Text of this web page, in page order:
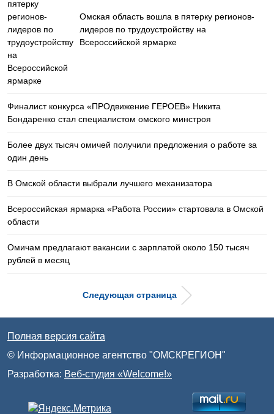
Омская область вошла в пятерку регионов-
лидеров по трудоустройству на
Всероссийской ярмарке
Финалист конкурса «ПРОдвижение ГЕРОЕВ» Никита
Бондаренко стал специалистом омского минстроя
Более двух тысяч омичей получили предложения о работе за
один день
В Омской области выбрали лучшего механизатора
Всероссийская ярмарка «Работа России» стартовала в Омской
области
Омичам предлагают вакансии с зарплатой около 150 тысяч
рублей в месяц
Следующая страница
Полная версия сайта
© Информационное агентство "ОМСКРЕГИОН"
Разработка: Веб-студия «Welcome!»